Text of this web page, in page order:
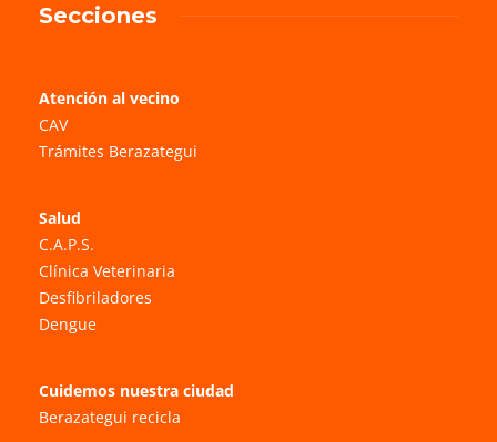
Secciones
Atención al vecino
CAV
Trámites Berazategui
Salud
C.A.P.S.
Clínica Veterinaria
Desfibriladores
Dengue
Cuidemos nuestra ciudad
Berazategui recicla